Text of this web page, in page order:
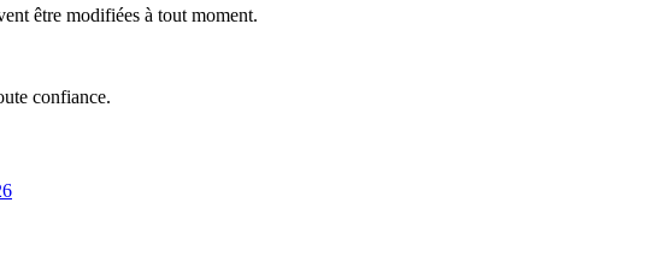
être modifiées à tout moment.
confiance.